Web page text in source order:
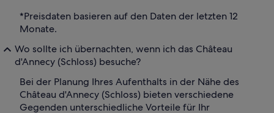
*Preisdaten basieren auf den Daten der letzten 12
Monate.
Wo sollte ich übernachten, wenn ich das Château
d'Annecy (Schloss) besuche?
Bei der Planung Ihres Aufenthalts in der Nähe des
Château d'Annecy (Schloss) bieten verschiedene
Gegenden unterschiedliche Vorteile für Ihr